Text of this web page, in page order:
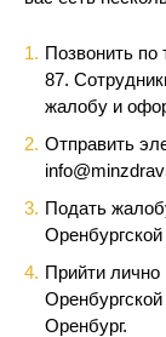
Позвонить по
87.
жалобу и
Отправить
Подать
Оренбургской
Прийти лично
Оренбург.